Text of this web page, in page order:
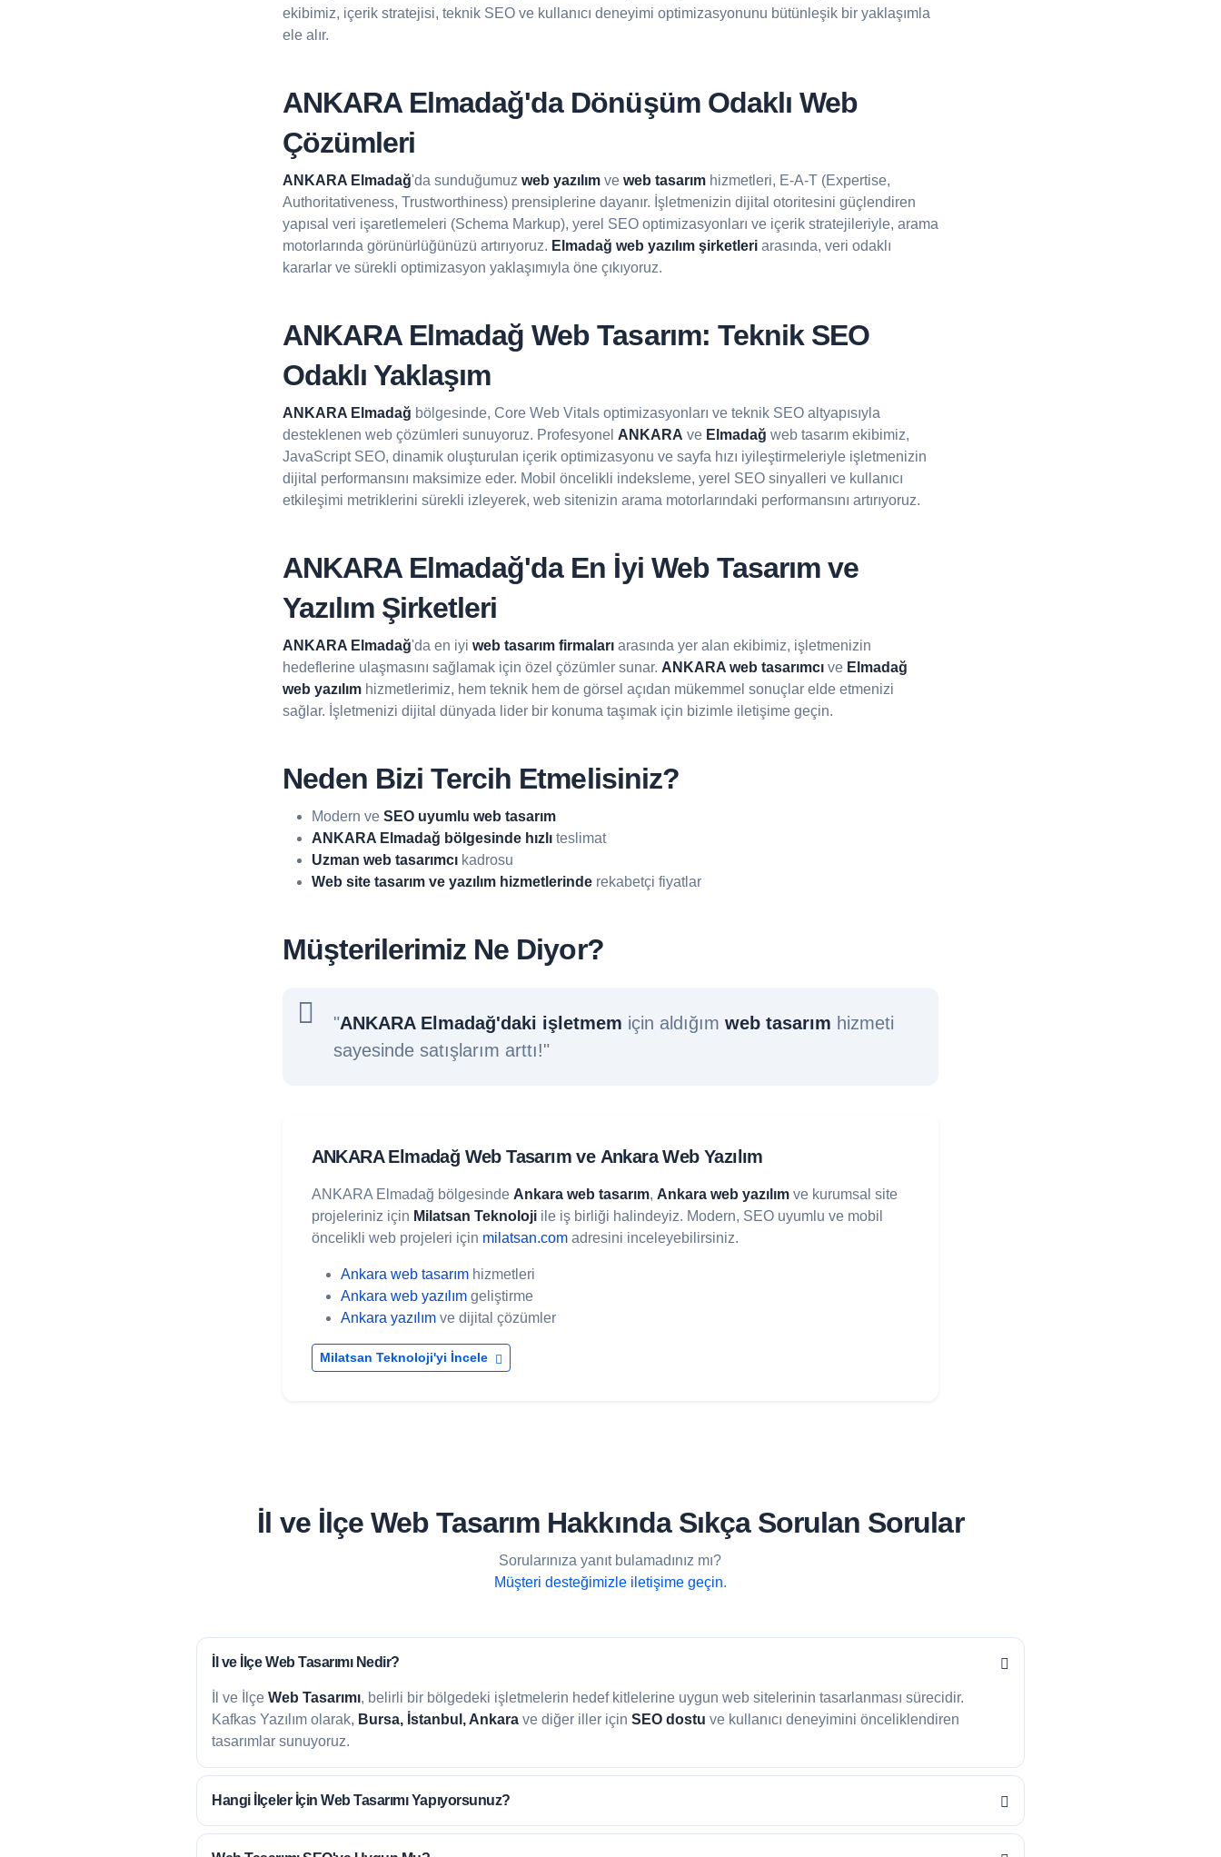
ekibimiz, içerik stratejisi, teknik SEO ve kullanıcı deneyimi optimizasyonunu bütünleşik bir yaklaşımla
ele alır.
ANKARA Elmadağ'da Dönüşüm Odaklı Web
Çözümleri
ANKARA Elmadağ'da sunduğumuz web yazılımve web tasarımhizmetleri, E-A-T (Expertise,
Authoritativeness, Trustworthiness) prensiplerine dayanır. İşletmenizin dijital otoritesini güçlendiren
yapısal veri işaretlemeleri (Schema Markup), yerel SEO optimizasyonları ve içerik stratejileriyle, arama
motorlarında görünürlüğünüzü artırıyoruz. Elmadağ web yazılım şirketleriarasında, veri odaklı
kararlar ve sürekli optimizasyon yaklaşımıyla öne çıkıyoruz.
ANKARA Elmadağ Web Tasarım: Teknik SEO
Odaklı Yaklaşım
ANKARA Elmadağ bölgesinde, Core Web Vitals optimizasyonları ve teknik SEO altyapısıyla
desteklenen web çözümleri sunuyoruz. Profesyonel ANKARA ve Elmadağ web tasarım ekibimiz,
JavaScript SEO, dinamik oluşturulan içerik optimizasyonu ve sayfa hızı iyileştirmeleriyle işletmenizin
dijital performansını maksimize eder. Mobil öncelikli indeksleme, yerel SEO sinyalleri ve kullanıcı
etkileşimi metriklerini sürekli izleyerek, web sitenizin arama motorlarındaki performansını artırıyoruz.
ANKARA Elmadağ'da En İyi Web Tasarım ve
Yazılım Şirketleri
ANKARA Elmadağ'da en iyi web tasarım firmalarıarasında yer alan ekibimiz, işletmenizin
hedeflerine ulaşmasını sağlamak için özel çözümler sunar. ANKARA web tasarımcıve Elmadağ
web yazılımhizmetlerimiz, hem teknik hem de görsel açıdan mükemmel sonuçlar elde etmenizi
sağlar. İşletmenizi dijital dünyada lider bir konuma taşımak için bizimle iletişime geçin.
Neden Bizi Tercih Etmelisiniz?
Modern ve SEO uyumlu web tasarım
ANKARA Elmadağ bölgesinde hızlıteslimat
Uzman web tasarımcıkadrosu
Web site tasarım ve yazılım hizmetlerinderekabetçi fiyatlar
Müşterilerimiz Ne Diyor?
"ANKARA Elmadağ'daki işletmem için aldığım web tasarım hizmeti
sayesinde satışlarım arttı!"
ANKARA Elmadağ Web Tasarım ve Ankara Web Yazılım
ANKARA Elmadağ bölgesinde Ankara web tasarım, Ankara web yazılımve kurumsal site
projeleriniz için Milatsan Teknolojiile iş birliği halindeyiz. Modern, SEO uyumlu ve mobil
öncelikli web projeleri için milatsan.comadresini inceleyebilirsiniz.
Ankara web tasarımhizmetleri
Ankara web yazılımgeliştirme
Ankara yazılımve dijital çözümler
Milatsan Teknoloji'yi İncele
İl ve İlçe Web Tasarım Hakkında Sıkça Sorulan Sorular
Sorularınıza yanıt bulamadınız mı?
Müşteri desteğimizle iletişime geçin.
İl ve İlçeWeb Tasarımı Nedir?
İl ve İlçeWeb Tasarımı, belirli bir bölgedeki işletmelerin hedef kitlelerine uygun web sitelerinin tasarlanması sürecidir.
Kafkas Yazılım olarak, Bursa, İstanbul, Ankara ve diğer iller içinSEO dostu ve kullanıcı deneyimini önceliklendiren
tasarımlar sunuyoruz.
Hangi İlçeler İçinWeb Tasarımı Yapıyorsunuz?